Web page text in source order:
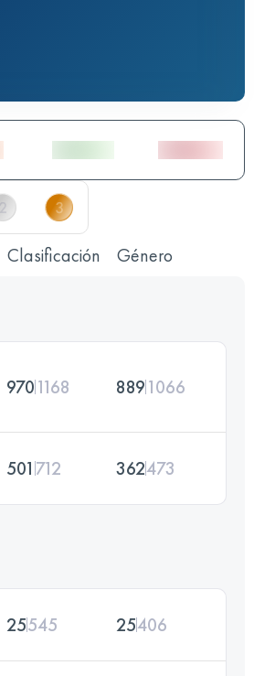
Clasificación Género
9701168 8891066
501 712 362473
25545 25406